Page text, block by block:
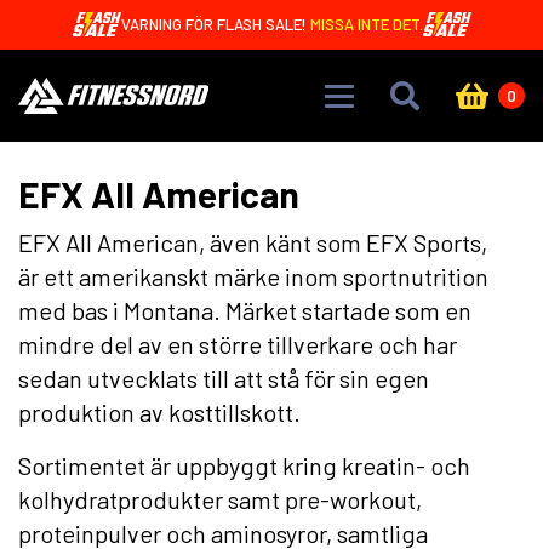
Skip to main contentVARNING FÖR FLASH SALE! MISSA INTE DET.
0
EFX All American
EFX All American, även känt som EFX Sports,
är ett amerikanskt märke inom sportnutrition
med bas i Montana. Märket startade som en
mindre del av en större tillverkare och har
sedan utvecklats till att stå för sin egen
produktion av kosttillskott.
Sortimentet är uppbyggt kring kreatin- och
kolhydratprodukter samt pre-workout,
proteinpulver och aminosyror, samtliga